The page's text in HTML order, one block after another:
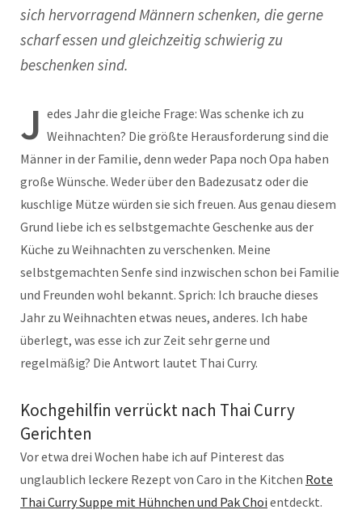
sich hervorragend Männern schenken, die gerne
scharf essen und gleichzeitig schwierig zu
beschenken sind.
J edes Jahr die gleiche Frage: Was schenke ich zu
Weihnachten? Die größte Herausforderung sind die
Männer in der Familie, denn weder Papa noch Opa haben
große Wünsche. Weder über den Badezusatz oder die
kuschlige Mütze würden sie sich freuen. Aus genau diesem
Grund liebe ich es selbstgemachte Geschenke aus der
Küche zu Weihnachten zu verschenken. Meine
selbstgemachten Senfe sind inzwischen schon bei Familie
und Freunden wohl bekannt. Sprich: Ich brauche dieses
Jahr zu Weihnachten etwas neues, anderes. Ich habe
überlegt, was esse ich zur Zeit sehr gerne und
regelmäßig? Die Antwort lautet Thai Curry.
Kochgehilfin verrückt nach Thai Curry
Gerichten
Vor etwa drei Wochen habe ich auf Pinterest das
unglaublich leckere Rezept von Caro in the Kitchen Rote
Thai Curry Suppe mit Hühnchen und Pak Choi entdeckt.